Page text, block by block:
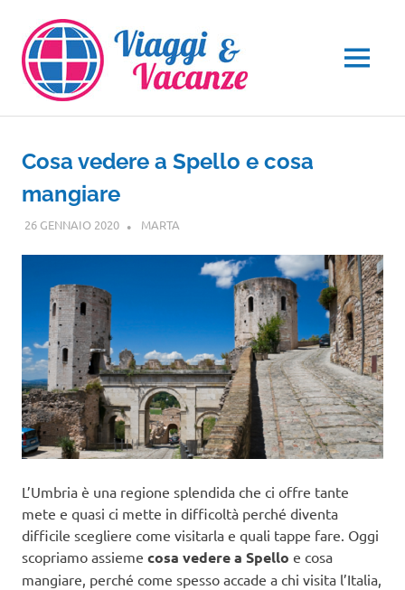
contenuto
MENU
Cosa vedere a Spello e cosa
mangiare
26 GENNAIO 2020 MARTA
L’Umbria è una regione splendida che ci offre tante
mete e quasi ci mette in difficoltà perché diventa
difficile scegliere come visitarla e quali tappe fare. Oggi
scopriamo assieme cosa vedere a Spello e cosa
mangiare, perché come spesso accade a chi visita l’Italia,